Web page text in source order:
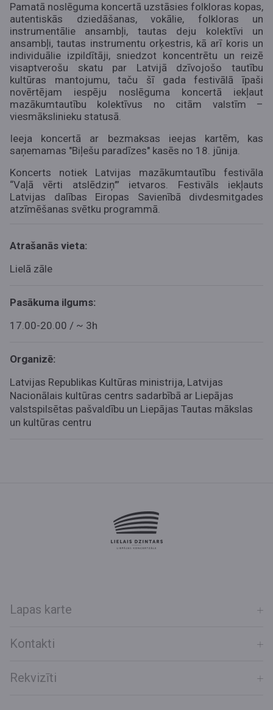
Pamatā noslēguma koncertā uzstāsies folkloras kopas,
autentiskās dziedāšanas, vokālie, folkloras un
instrumentālie ansambļi, tautas deju kolektīvi un
ansambļi, tautas instrumentu orķestris, kā arī koris un
individuālie izpildītāji, sniedzot koncentrētu un reizē
visaptverošu skatu par Latvijā dzīvojošo tautību
kultūras mantojumu, taču šī gada festivālā īpaši
novērtējam iespēju noslēguma koncertā iekļaut
mazākumtautību kolektīvus no citām valstīm –
viesmākslinieku statusā.
Ieeja koncertā ar bezmaksas ieejas kartēm, kas
saņemamas "Biļešu paradīzes" kasēs no 18. jūnija.
Koncerts notiek Latvijas mazākumtautību festivāla
“Vaļā vērti atslēdziņ’” ietvaros. Festivāls iekļauts
Latvijas dalības Eiropas Savienībā divdesmitgades
atzīmēšanas svētku programmā.
Atrašanās vieta:
Lielā zāle
Pasākuma ilgums:
17.00-20.00 / ~ 3h
Organizē:
Latvijas Republikas Kultūras ministrija, Latvijas
Nacionālais kultūras centrs sadarbībā ar Liepājas
valstspilsētas pašvaldību un Liepājas Tautas mākslas
un kultūras centru
Lapas karte
Kontakti
Rekvizīti